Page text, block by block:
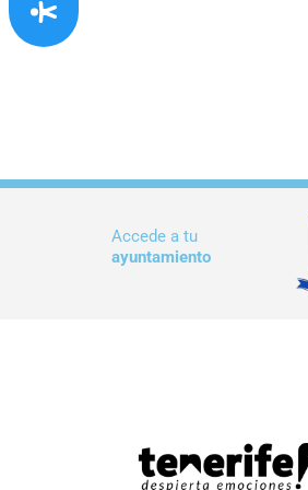
Accede a tu
ayuntamiento